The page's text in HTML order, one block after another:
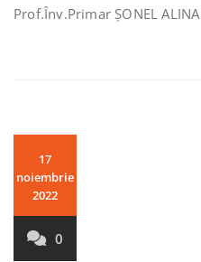
Prof.Înv.Primar ȘONEL ALINA
17
noiembrie
2022
0